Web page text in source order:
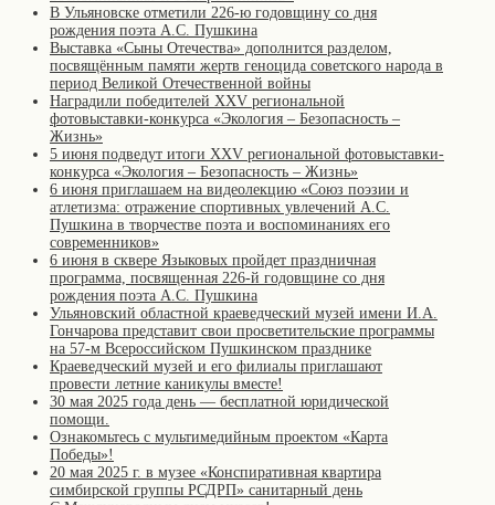
В Ульяновске отметили 226-ю годовщину со дня
рождения поэта А.С. Пушкина
Выставка «Сыны Отечества» дополнится разделом,
посвящённым памяти жертв геноцида советского народа в
период Великой Отечественной войны
Наградили победителей XXV региональной
фотовыставки-конкурса «Экология – Безопасность –
Жизнь»
5 июня подведут итоги XXV региональной фотовыставки-
конкурса «Экология – Безопасность – Жизнь»
6 июня приглашаем на видеолекцию «Союз поэзии и
атлетизма: отражение спортивных увлечений А.С.
Пушкина в творчестве поэта и воспоминаниях его
современников»
6 июня в сквере Языковых пройдет праздничная
программа, посвященная 226-й годовщине со дня
рождения поэта А.С. Пушкина
Ульяновский областной краеведческий музей имени И.А.
Гончарова представит свои просветительские программы
на 57-м Всероссийском Пушкинском празднике
Краеведческий музей и его филиалы приглашают
провести летние каникулы вместе!
30 мая 2025 года день — бесплатной юридической
помощи.
Ознакомьтесь с мультимедийным проектом «Карта
Победы»!
20 мая 2025 г. в музее «Конспиративная квартира
симбирской группы РСДРП» санитарный день